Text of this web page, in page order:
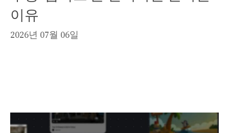
이유
2026년 07월 06일